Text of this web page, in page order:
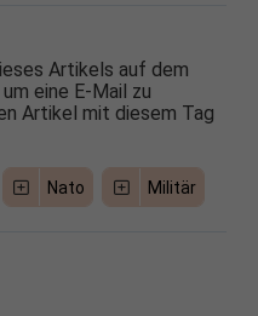
Artikels auf dem
eine E-Mail zu
Artikel mit diesem Tag
Nato Militär